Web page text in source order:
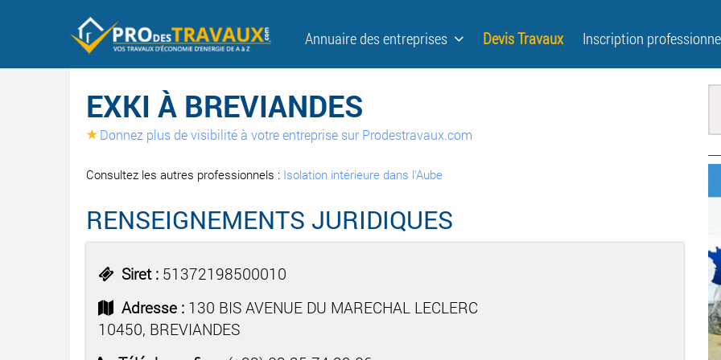
Annuaire des entreprises Devis Travaux Inscription
EXKI À BREVIANDES
Donnez plus de visibilité à votre entreprise sur Prodestravaux.com
Consultez les autres professionnels : Isolation intérieure dans l'Aube
RENSEIGNEMENTS JURIDIQUES
Siret : 51372198500010
Adresse : 130 BIS AVENUE DU MARECHAL LECLERC
10450, BREVIANDES